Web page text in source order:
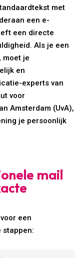
met
een e-
een directe
Als je een
moet je
en
experts van
voor
Amsterdam (UvA),
je persoonlijk
mail
een
stappen: